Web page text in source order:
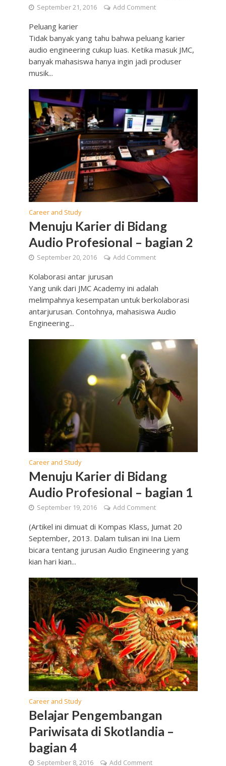
September 21, 2016 Add Comment
Peluang karier
Tidak banyak yang tahu bahwa peluang karier
audio engineering cukup luas. Ketika masuk JMC,
banyak mahasiswa hanya ingin jadi produser
musik...
Career and Study
Menuju Karier di Bidang
Audio Profesional – bagian 2
September 20, 2016 Add Comment
Kolaborasi antar jurusan
Yang unik dari JMC Academy ini adalah
melimpahnya kesempatan untuk berkolaborasi
antarjurusan. Contohnya, mahasiswa Audio
Engineering...
Career and Study
Menuju Karier di Bidang
Audio Profesional – bagian 1
September 19, 2016 Add Comment
(Artikel ini dimuat di Kompas Klass, Jumat 20
September, 2013. Dalam tulisan ini Ina Liem
bicara tentang jurusan Audio Engineering yang
kian hari kian...
Career and Study
Belajar Pengembangan
Pariwisata di Skotlandia –
bagian 4
September 8, 2016 Add Comment